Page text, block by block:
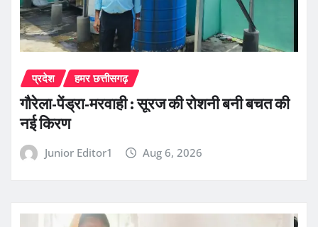
प्रदेश हमर छत्तीसगढ़
गौरेला-पेंड्रा-मरवाही : सूरज की रोशनी बनी बचत की
नई किरण
Junior Editor1 Aug 6, 2026